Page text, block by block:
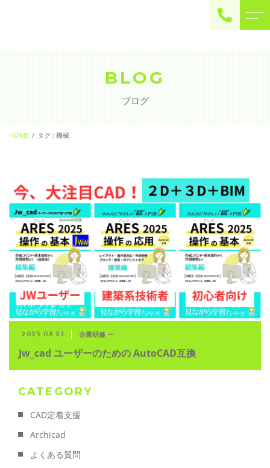
BLOG
ブログ
HOME タグ : 機械
2025.08.21 企業研修 ー
Jw_cad ユーザーのための AutoCAD互換
CATEGORY
CAD定着支援
Archicad
よくある質問